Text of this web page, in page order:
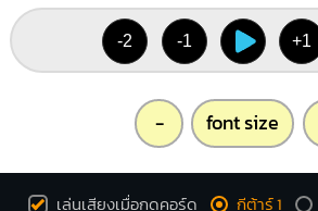
-2 -1 +1
- font size
เล่นเสียงเมื่อกดคอร์ด กีต้าร์ 1